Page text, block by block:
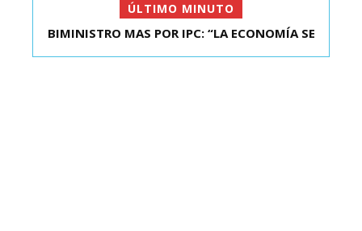
ÚLTIMO MINUTO
KAST SE REUNIÓ CON EL PRESIDENTE ELECTO DE
BIMINISTRO MAS POR IPC: “LA ECONOMÍA SE